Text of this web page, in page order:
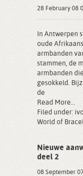
28 February 08
In Antwerpen
oude
armbanden
stammen, de
armbanden
gesokkeld.
de
Read More...
Filed under:
World of
Nieuwe
deel 2
08 September